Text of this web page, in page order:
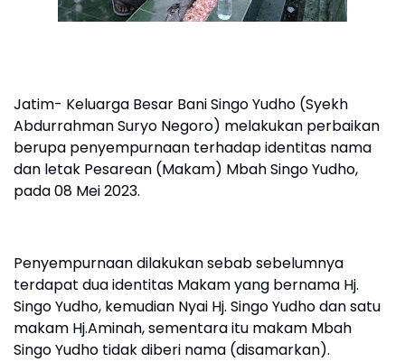
Jatim- Keluarga Besar Bani Singo Yudho (Syekh
Abdurrahman Suryo Negoro) melakukan perbaikan
berupa penyempurnaan terhadap identitas nama
dan letak Pesarean (Makam) Mbah Singo Yudho,
pada 08 Mei 2023.
Penyempurnaan dilakukan sebab sebelumnya
terdapat dua identitas Makam yang bernama Hj.
Singo Yudho, kemudian Nyai Hj. Singo Yudho dan satu
makam Hj.Aminah, sementara itu makam Mbah
Singo Yudho tidak diberi nama (disamarkan).